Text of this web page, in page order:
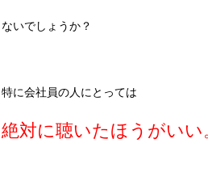
ないでしょうか？
特に会社員の人にとっては
絶対に聴いたほうがいい